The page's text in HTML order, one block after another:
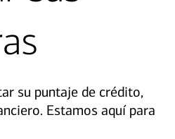
su puntaje de crédito,
Estamos aquí para